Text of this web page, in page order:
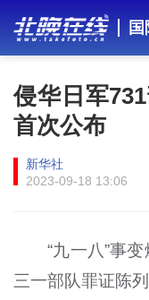
国
侵华日军
首次公布
新华社
2023-09-18 13:06
“九一八”事
三一部队罪证陈